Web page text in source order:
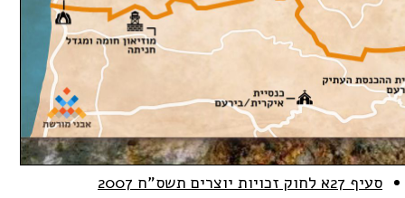
סעיף 27א לחוק זכויות יוצרים תשס "ח 2007